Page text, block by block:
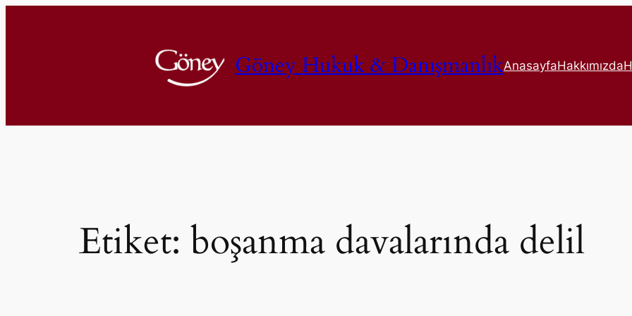
Göney Hukuk & DanışmanlıkAnasayfaHakkımızda
Etiket: boşanma davalarında delil